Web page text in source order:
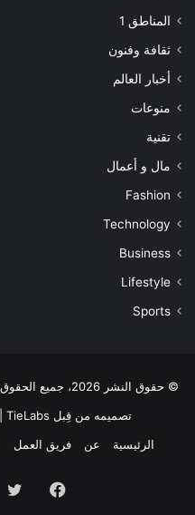
المناطق 1
ثقافة وفنون
أخبار العالم
منوعات
تقنية
مال و أعمال
Fashion
Technology
Business
Lifestyle
Sports
© حقوق النشر 2026، جميع الحقوق محفوظة |
تصميمه من قِبل TieLabs
الرئيسية
عن فريق العمل
فيسبوك